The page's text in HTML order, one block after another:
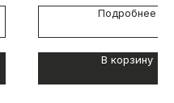
Подробнее
В корзину